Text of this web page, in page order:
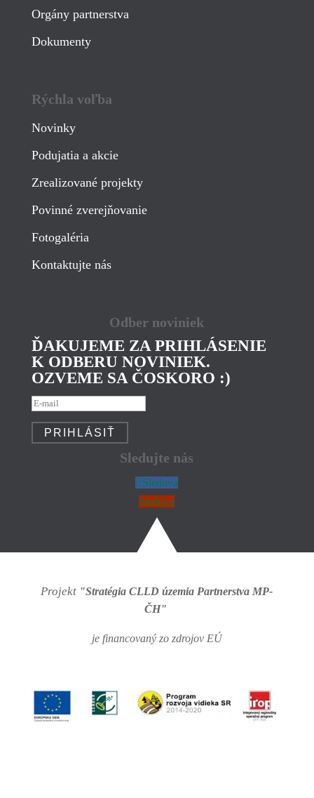
Orgány partnerstva
Dokumenty
Rýchla voľba
Novinky
Podujatia a akcie
Zrealizované projekty
Povinné zverejňovanie
Fotogaléria
Kontaktujte nás
Odber noviniek
ĎAKUJEME ZA PRIHLÁSENIE
K ODBERU NOVINIEK.
OZVEME SA ČOSKORO :)
PRIHLÁSIŤ
Sledujte nás
Sledova
Sledova
Projekt "Stratégia CLLD územia Partnerstva MP-
ČH"
je financovaný zo zdrojov EÚ